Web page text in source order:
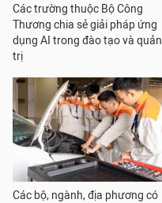
Các trường thuộc Bộ Công
Thương chia sẻ giải pháp ứng
dụng AI trong đào tạo và quản
trị
Các bộ, ngành, địa phương có